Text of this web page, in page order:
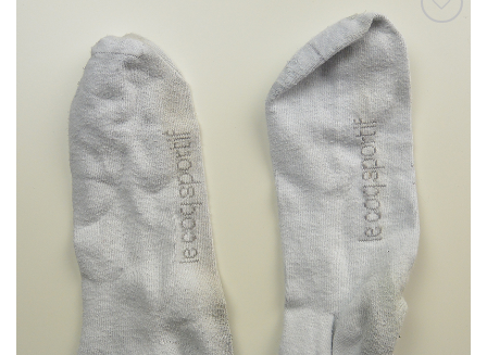
verlanglijst
toevoegen